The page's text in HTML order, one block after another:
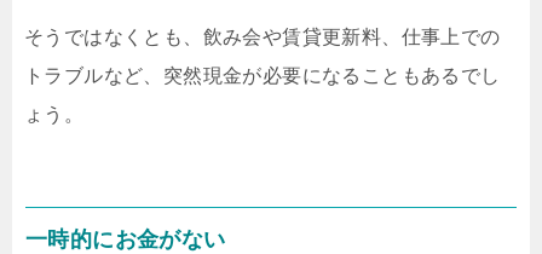
そうではなくとも、飲み会や賃貸更新料、仕事上での
トラブルなど、突然現金が必要になることもあるでし
ょう。
一時的にお金がない